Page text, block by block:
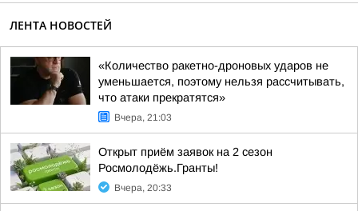
ЛЕНТА НОВОСТЕЙ
«Количество ракетно-дроновых ударов не
уменьшается, поэтому нельзя рассчитывать,
что атаки прекратятся»
Вчера, 21:03
Открыт приём заявок на 2 сезон
Росмолодёжь.Гранты!
Вчера, 20:33